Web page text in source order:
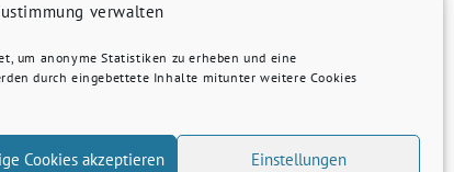
verwalten
um anonyme Statistiken zu erheben und eine
durch eingebettete Inhalte mitunter weitere Cookies
Cookies akzeptieren Einstellungen